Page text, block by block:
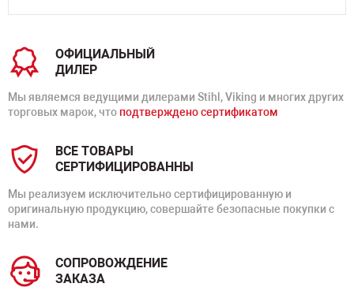
ОФИЦИАЛЬНЫЙ
ДИЛЕР
Мы являемся ведущими дилерами Stihl, Viking и многих других
торговых марок, что подтверждено сертификатом
ВСЕ ТОВАРЫ
СЕРТИФИЦИРОВАННЫ
Мы реализуем исключительно сертифицированную и
оригинальную продукцию, совершайте безопасные покупки с
нами.
СОПРОВОЖДЕНИЕ
ЗАКАЗА